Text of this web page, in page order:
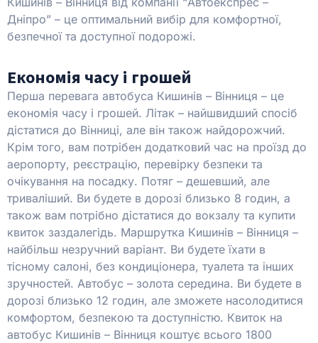
Дніпро” – це оптимальний вибір для комфортної,
безпечної та доступної подорожі.
Економія часу і грошей
Перша перевага автобуса Кишинів – Вінниця – це
економія часу і грошей. Літак – найшвидший спосіб
дістатися до Вінниці, але він також найдорожчий.
Крім того, вам потрібен додатковий час на проїзд до
аеропорту, реєстрацію, перевірку безпеки та
очікування на посадку. Потяг – дешевший, але
триваліший. Ви будете в дорозі близько 8 годин, а
також вам потрібно дістатися до вокзалу та купити
квиток заздалегідь. Маршрутка Кишинів – Вінниця –
найбільш незручний варіант. Ви будете їхати в
тісному салоні, без кондиціонера, туалета та інших
зручностей. Автобус – золота середина. Ви будете в
дорозі близько 12 годин, але зможете насолодитися
комфортом, безпекою та доступністю. Квиток на
автобус Кишинів – Вінниця коштує всього 1800